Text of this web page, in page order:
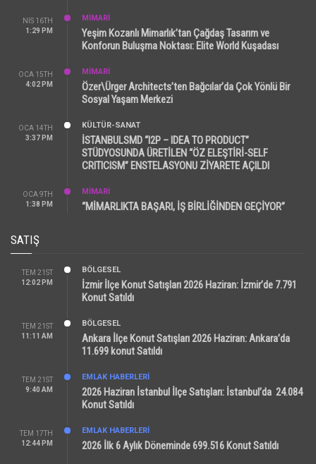
NIS 16TH
1:29 PM
MİMARİ
Yeşim Kozanlı Mimarlık’tan Çağdaş Tasarım ve
Konforun Buluşma Noktası: Elite World Kuşadası
OCA 15TH
4:02 PM
MİMARİ
Özer\Ürger Architects’ten Bağcılar’da Çok Yönlü Bir
Sosyal Yaşam Merkezi
OCA 14TH
3:37 PM
KÜLTÜR-SANAT
İSTANBULSMD “I2P – IDEA TO PRODUCT”
STÜDYOSUNDA ÜRETİLEN “ÖZ ELEŞTİRİ-SELF
CRITICISM” ENSTELASYONU ZİYARETE AÇILDI
OCA 9TH
1:38 PM
MİMARİ
“MİMARLIKTA BAŞARI, İŞ BİRLİĞİNDEN GEÇİYOR”
SATIŞ
TEM 21ST
12:02 PM
BÖLGESEL
İzmir İlçe Konut Satışları 2026 Haziran: İzmir’de 7.791
Konut Satıldı
TEM 21ST
11:11 AM
BÖLGESEL
Ankara İlçe Konut Satışları 2026 Haziran: Ankara’da
11.699 konut Satıldı
TEM 21ST
9:40 AM
EMLAK HABERLERI
2026 Haziran İstanbul İlçe Satışları: İstanbul’da 24.084
Konut Satıldı
TEM 17TH
12:44 PM
EMLAK HABERLERI
2026 İlk 6 Aylık Döneminde 699.516 Konut Satıldı